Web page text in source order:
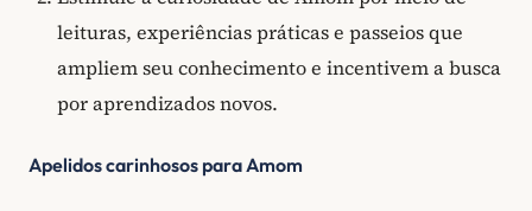
leituras, experiências práticas e passeios que
ampliem seu conhecimento e incentivem a busca
por aprendizados novos.
Apelidos carinhosos para Amom